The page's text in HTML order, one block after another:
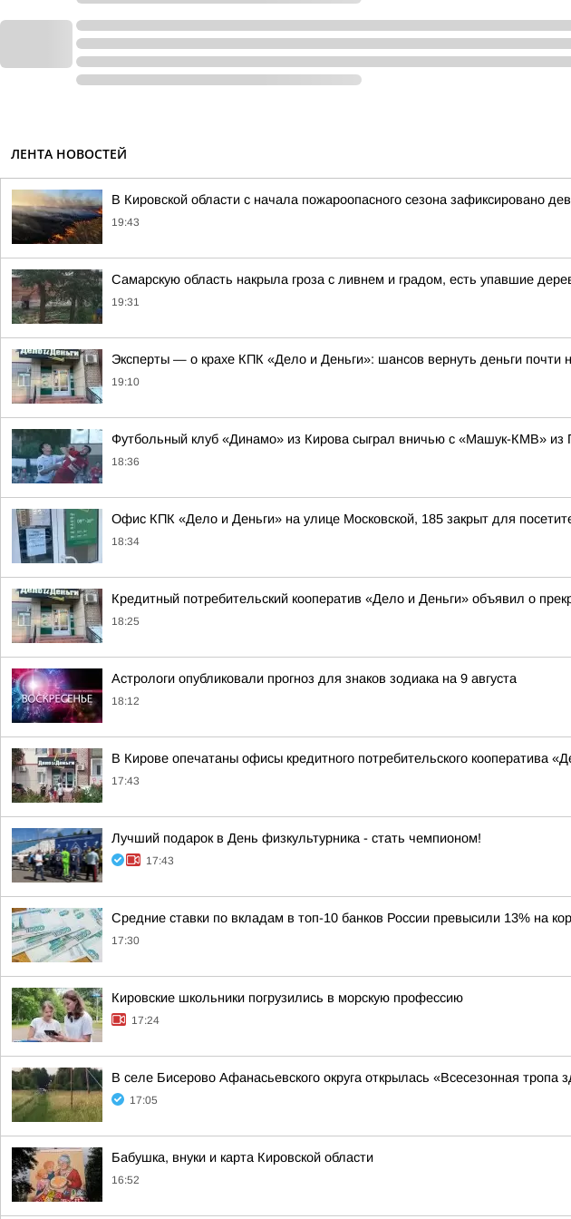
ЛЕНТА НОВОСТЕЙ
В Кировской области с начала пожароопасного сезона зафиксировано
19:43
Самарскую область накрыла гроза с ливнем и градом, есть упавшие
19:31
Эксперты — о крахе КПК «Дело и Деньги»: шансов вернуть деньги почти
19:10
Футбольный клуб «Динамо» из Кирова сыграл вничью с «Машук-КМВ» из
18:36
Офис КПК «Дело и Деньги» на улице Московской, 185 закрыт для
18:34
Кредитный потребительский кооператив «Дело и Деньги» объявил о
18:25
Астрологи опубликовали прогноз для знаков зодиака на 9 августа
18:12
В Кирове опечатаны офисы кредитного потребительского кооператива
17:43
Лучший подарок в День физкультурника - стать чемпионом!
17:43
Средние ставки по вкладам в топ-10 банков России превысили 13% на
17:30
Кировские школьники погрузились в морскую профессию
17:24
В селе Бисерово Афанасьевского округа открылась «Всесезонная тропа
17:05
Бабушка, внуки и карта Кировской области
16:52